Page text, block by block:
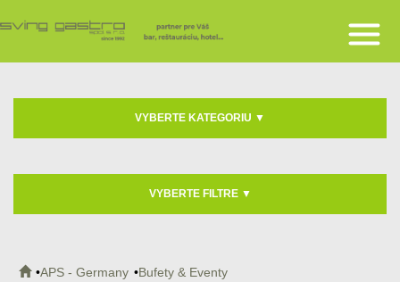
VYBERTE KATEGORIU ▼
VYBERTE FILTRE ▼
APS - Germany
Bufety & Eventy